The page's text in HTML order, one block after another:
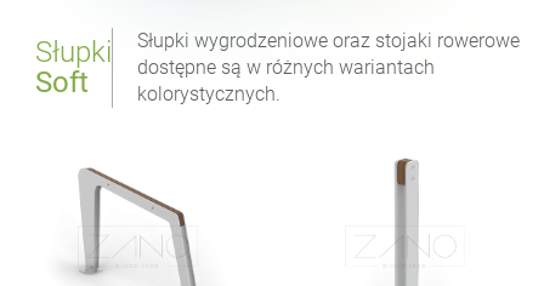
Słupki
Soft
Słupki wygrodzeniowe oraz stojaki rowerowe
dostępne są w różnych wariantach
kolorystycznych.